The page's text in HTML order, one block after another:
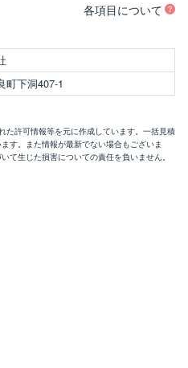
各項目について
町下洞407-1
た許可情報等を元に作成しています。一括見積
す。また情報が最新でない場合もございま
て生じた損害についての責任を負いません。